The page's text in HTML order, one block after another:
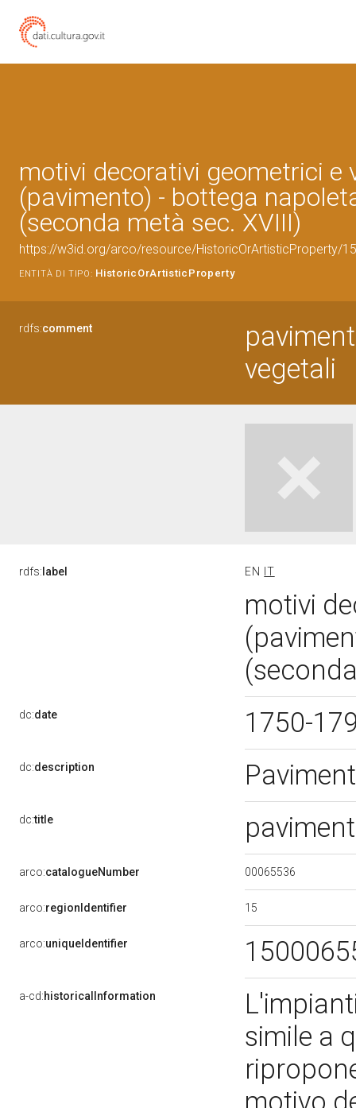
motivi decorativi geometrici e
(pavimento) - bottega
(seconda metà sec. XVIII)
https://w3id.org/arco/resource/HistoricOrArtisticProperty/
ENTITÀ DI TIPO: HistoricOrArtisticProperty
rdfs:comment
vegetali
rdfs: label EN IT
motivi
dc:date 1750-
dc:description
dc:title
arco:catalogueNumber 00065536
arco:regionIdentifier 15
arco:uniqueIdentifier
a-cd:historicalInformation
simile a
motivo